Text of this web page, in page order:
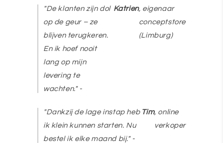
"De klanten zijn dol
op de geur – ze
blijven terugkeren.
En ik hoef nooit
lang op mijn
levering te
wachten." -
Katrien, eigenaar
conceptstore
(Limburg)
"Dankzij de lage instap heb
ik klein kunnen starten. Nu
bestel ik elke maand bij." -
Tim, online
verkoper